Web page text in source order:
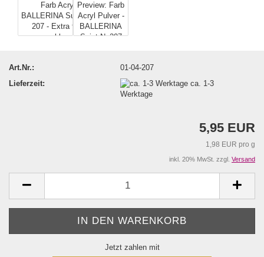
Art.Nr.:
01-04-207
Lieferzeit:
ca. 1-3
Werktage
5,95 EUR
1,98 EUR pro g
inkl. 20% MwSt. zzgl. Versand
Jetzt zahlen mit